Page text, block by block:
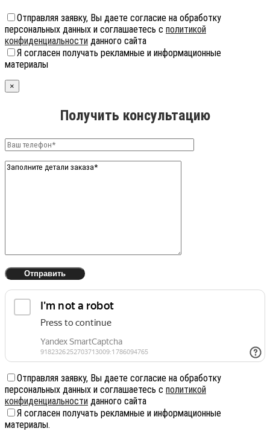
Отправляя заявку, Вы даете согласие на обработку
персональных данных и соглашаетесь с политикой
конфиденциальности данного сайта
Я согласен получать рекламные и информационные
материалы
×
Получить консультацию
Отправляя заявку, Вы даете согласие на обработку
персональных данных и соглашаетесь с политикой
конфиденциальности данного сайта
Я согласен получать рекламные и информационные
материалы.